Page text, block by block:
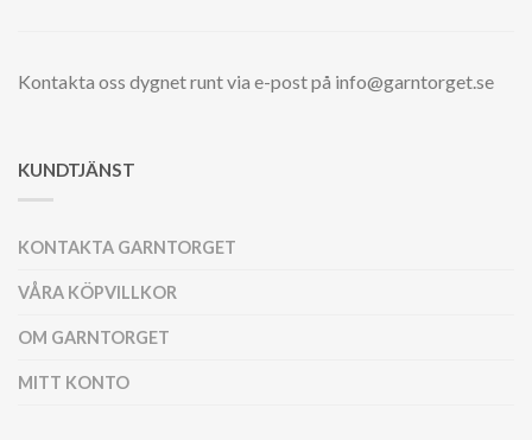
Kontakta oss dygnet runt via e-post på info@garntorget.se
KUNDTJÄNST
KONTAKTA GARNTORGET
VÅRA KÖPVILLKOR
OM GARNTORGET
MITT KONTO